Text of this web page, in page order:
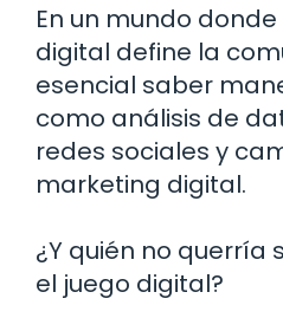
En un mundo
digital define la
esencial saber
como análisis de
redes sociales y
marketing digital.
¿Y quién no querría
el juego digital?